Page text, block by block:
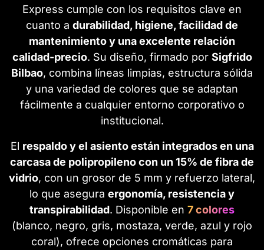
Express cumple con los requisitos clave en
cuanto a durabilidad, higiene, facilidad de
mantenimiento y una excelente relación
calidad-precio. Su diseño, firmado por Sigfrido
Bilbao, combina líneas limpias, estructura sólida
y una variedad de colores que se adaptan
fácilmente a cualquier entorno corporativo o
institucional.
El respaldo y el asiento están integrados en una
carcasa de polipropileno con un 15% de fibra de
vidrio, con un grosor de 5 mm y refuerzo lateral,
lo que asegura ergonomía, resistencia y
transpirabilidad. Disponible en 7 colores
(blanco, negro, gris, mostaza, verde, azul y rojo
coral), ofrece opciones cromáticas para